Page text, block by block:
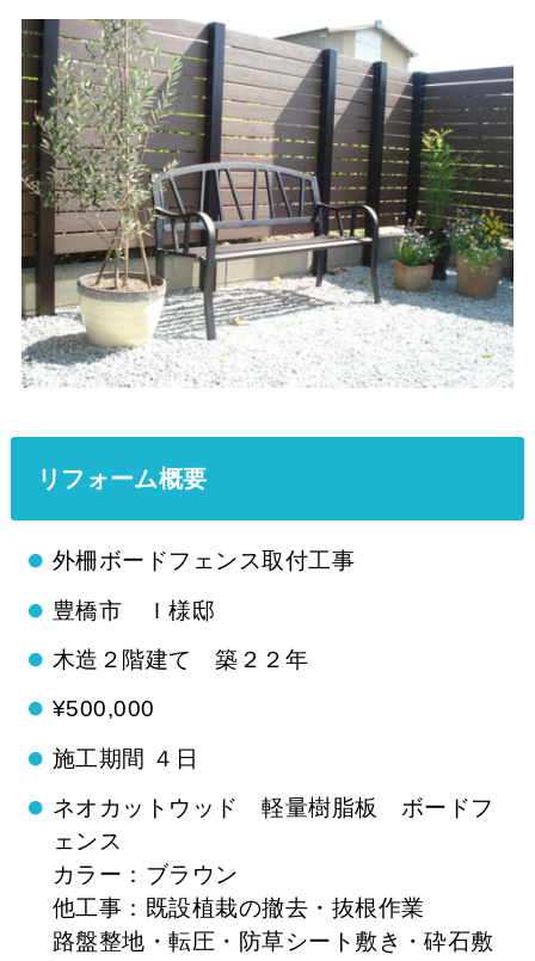
リフォーム概要
外柵ボードフェンス取付工事
豊橋市 Ｉ様邸
木造２階建て 築２２年
¥500,000
施工期間 ４日
ネオカットウッド 軽量樹脂板 ボードフ
ェンス
カラー：ブラウン
他工事：既設植栽の撤去・抜根作業
路盤整地・転圧・防草シート敷き・砕石敷